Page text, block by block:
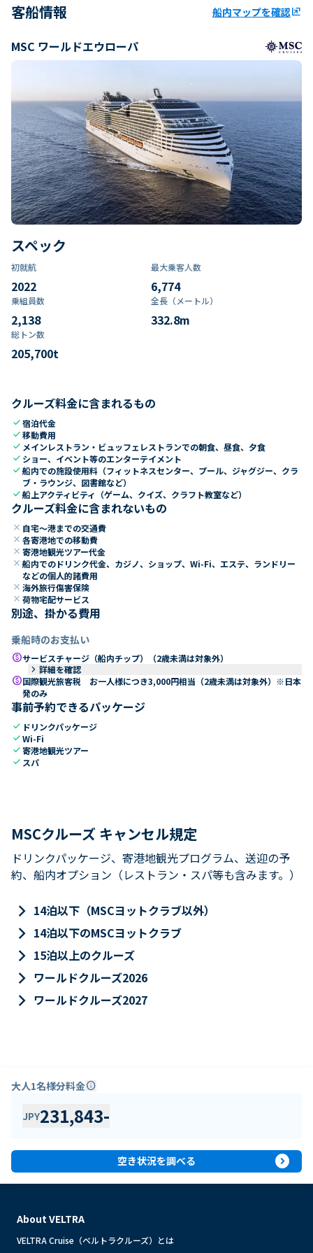
客船情報 船内マップを確認ungroup
MSC ワールドエウローパ
スペック
初就航
2022
最大乗客人数
6,774
乗組員数​
2,138
全長（メートル）
332.8m
総トン数​
205,700t
クルーズ料金に含まれるもの
check宿泊代金
check移動費用
check メインレストラン・ビュッフェレストランでの朝食、昼食、夕食
check ショー、イベント等のエンターテイメント
check船内での施設使用料（フィットネスセンター、プール、ジャグジー、クラ
ブ・ラウンジ、図書館など）
check船上アクティビティ（ゲーム、クイズ、クラフト教室など）
クルーズ料金に含まれないもの
close 自宅～港までの交通費
close 各寄港地での移動費
close 寄港地観光ツアー代金
close 船内でのドリンク代金、カジノ、ショップ、Wi-Fi、エステ、ランドリー
などの個人的諸費用
close 海外旅行傷害保険
close 荷物宅配サービス
別途、掛かる費用
乗船時のお支払い
paidサービスチャージ（船内チップ）（2歳未満は対象外）
keyboard_arrow_right 詳細を確認
paid国際観光旅客税 お一人様につき3,000円相当（2歳未満は対象外）※日本
発のみ
事前予約できるパッケージ
check ドリンクパッケージ
checkWi-Fi
check寄港地観光ツアー
check スパ
MSCクルーズ キャンセル規定
ドリンクパッケージ、寄港地観光プログラム、送迎の予
約、船内オプション（レストラン・スパ等も含みます。）
keyboard_arrow_right 14泊以下（MSCヨットクラブ以外）
keyboard_arrow_right 14泊以下のMSCヨットクラブ
keyboard_arrow_right 15泊以上のクルーズ
keyboard_arrow_right ワールドクルーズ2026
keyboard_arrow_right ワールドクルーズ2027
大人1名様分料金info
JPY231,843-
空き状況を調べる expand_circle_right
About VELTRA
VELTRA Cruise（ベルトラクルーズ）とは